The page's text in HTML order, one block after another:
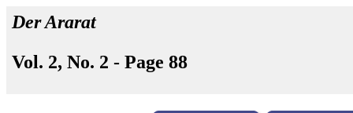
Der Ararat
Vol. 2, No. 2 - Page 88